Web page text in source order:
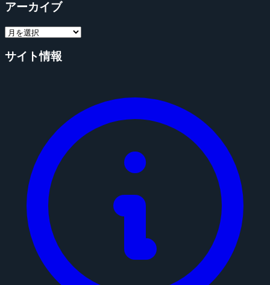
アーカイブ
サイト情報